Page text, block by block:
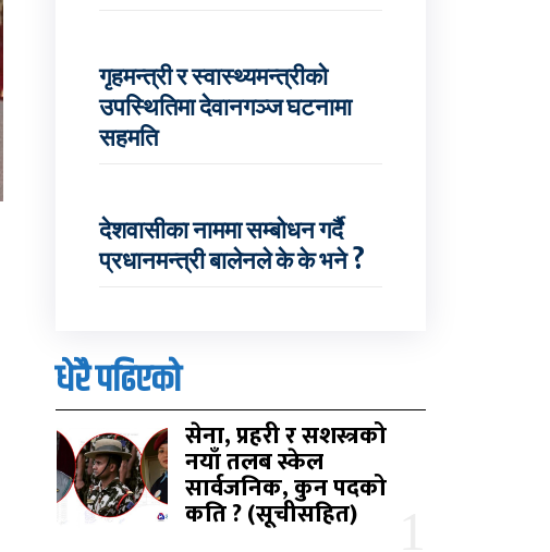
गृहमन्त्री र स्वास्थ्यमन्त्रीको
उपस्थितिमा देवानगञ्ज घटनामा
सहमति
देशवासीका नाममा सम्बोधन गर्दै
प्रधानमन्त्री बालेनले के के भने ?
धेरै पढिएको
सेना, प्रहरी र सशस्त्रको
नयाँ तलब स्केल
सार्वजनिक, कुन पदको
कति ? (सूचीसहित)